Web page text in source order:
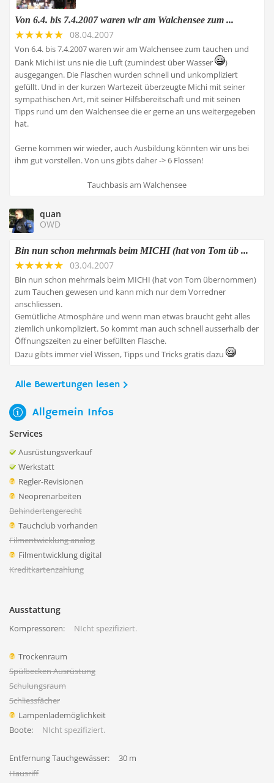
Von 6.4. bis 7.4.2007 waren wir am Walchensee zum ...
08.04.2007
Von 6.4. bis 7.4.2007 waren wir am Walchensee zum tauchen und
Dank Michi ist uns nie die Luft (zumindest über Wasser
)
ausgegangen. Die Flaschen wurden schnell und unkompliziert
gefüllt. Und in der kurzen Wartezeit überzeugte Michi mit seiner
sympathischen Art, mit seiner Hilfsbereitschaft und mit seinen
Tipps rund um den Walchensee die er gerne an uns weitergegeben
hat.
Gerne kommen wir wieder, auch Ausbildung könnten wir uns bei
ihm gut vorstellen. Von uns gibts daher -> 6 Flossen!
Tauchbasis am Walchensee
quan
OWD
Bin nun schon mehrmals beim MICHI (hat von Tom üb ...
03.04.2007
Bin nun schon mehrmals beim MICHI (hat von Tom übernommen)
zum Tauchen gewesen und kann mich nur dem Vorredner
anschliessen.
Gemütliche Atmosphäre und wenn man etwas braucht geht alles
ziemlich unkompliziert. So kommt man auch schnell ausserhalb der
Öffnungszeiten zu einer befüllten Flasche.
Dazu gibts immer viel Wissen, Tipps und Tricks gratis dazu
Alle Bewertungen lesen
Allgemein Infos
Services
Ausrüstungsverkauf
Werkstatt
Regler-Revisionen
Neoprenarbeiten
Behindertengerecht
Tauchclub vorhanden
Filmentwicklung analog
Filmentwicklung digital
Kreditkartenzahlung
Ausstattung
Kompressoren: NIcht spezifiziert.
Trockenraum
Spülbecken Ausrüstung
Schulungsraum
Schliessfächer
Lampenlademöglichkeit
Boote:
NIcht spezifiziert.
Entfernung Tauchgewässer:
30 m
Hausriff